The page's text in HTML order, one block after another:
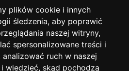
plików cookie i innych
śledzenia, aby poprawić
naszej witryny,
spersonalizowane treści i
analizować ruch w naszej
wiedzieć, skąd pochodzą